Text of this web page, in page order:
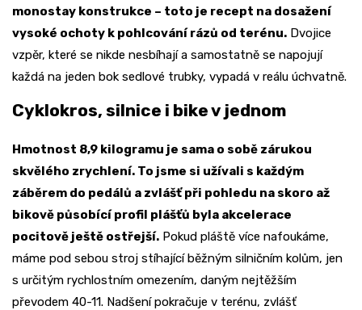
monostay konstrukce – toto je recept na dosažení
vysoké ochoty k pohlcování rázů od terénu. Dvojice
vzpěr, které se nikde nesbíhají a samostatně se napojují
každá na jeden bok sedlové trubky, vypadá v reálu úchvatně.
Cyklokros, silnice i bike v jednom
Hmotnost 8,9 kilogramu je sama o sobě zárukou
skvělého zrychlení. To jsme si užívali s každým
záběrem do pedálů a zvlášť při pohledu na skoro až
bikově působící profil plášťů byla akcelerace
pocitově ještě ostřejší. Pokud pláště více nafoukáme,
máme pod sebou stroj stíhající běžným silničním kolům, jen
s určitým rychlostním omezením, daným nejtěžším
převodem 40-11. Nadšení pokračuje v terénu, zvlášť